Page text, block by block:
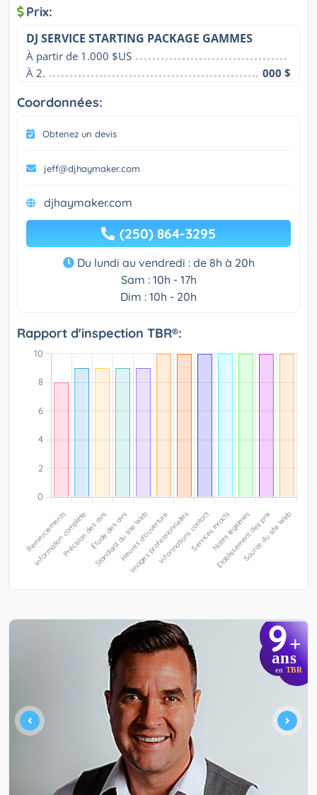
Prix:
DJ SERVICE STARTING PACKAGE GAMMES
À partir de 1.000 $US
À 2.
000 $
Coordonnées:
Obtenez un devis
jeff@djhaymaker.com
djhaymaker.com
(250) 864-3295
Du lundi au vendredi : de 8h à 20h
Sam : 10h - 17h
Dim : 10h - 20h
Rapport d'inspection TBR®:
9+
ans
en TBR